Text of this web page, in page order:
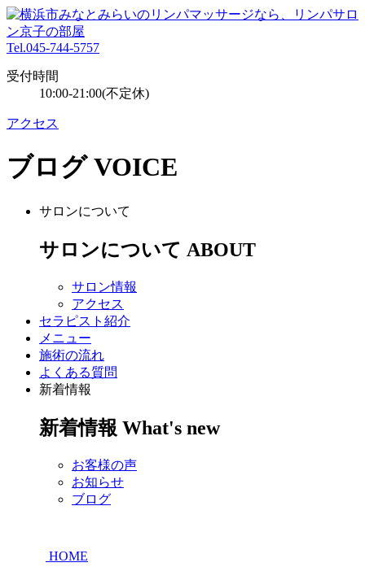
Tel.045-744-5757
受付時間
10:00-21:00(不定休)
アクセス
ブログ VOICE
サロンについて
サロンについて ABOUT
サロン情報
アクセス
セラピスト紹介
メニュー
施術の流れ
よくある質問
新着情報
新着情報 What's new
お客様の声
お知らせ
ブログ
HOME